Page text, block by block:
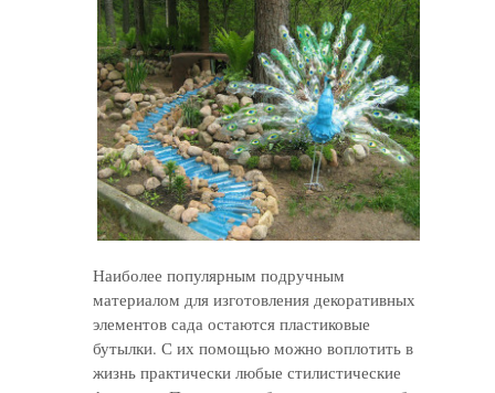
Наиболее популярным подручным
материалом для изготовления декоративных
элементов сада остаются пластиковые
бутылки. С их помощью можно воплотить в
жизнь практически любые стилистические